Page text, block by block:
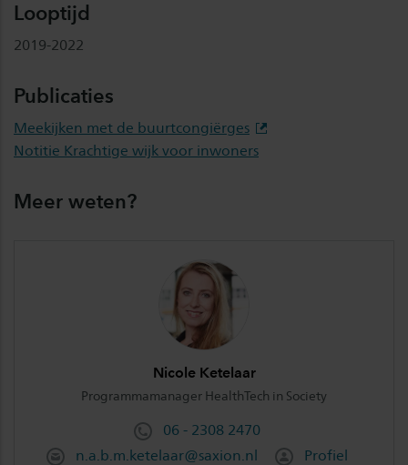
Looptijd
2019-2022
Publicaties
Meekijken met de buurtcongiërges
Notitie Krachtige wijk voor inwoners
Meer weten?
Nicole Ketelaar
Programmamanager HealthTech in Society
06 - 2308 2470
n.a.b.m.ketelaar@saxion.nl
Profiel